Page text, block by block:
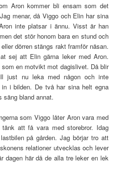
Aron kommer bli ensam som det
menar, då Viggo och Elin har sina
inte platsar i ännu. Visst är han
det stör honom bara en stund och
dörren stängs rakt framför näsan.
sej att Elin gärna leker med Aron.
en motvikt mot dagislivet. Då blir
just nu leka med någon och inte
i bilden. De två har sina helt egna
säng bland annat.
som Viggo låter Aron vara med
att få vara med storebror. Idag
på gården. Jag börjar tro att
relationer utvecklas och lever
dagen här då de alla tre leker en lek